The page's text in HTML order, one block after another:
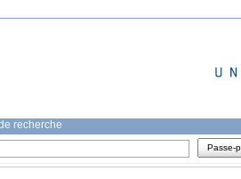
recherche
Passe-